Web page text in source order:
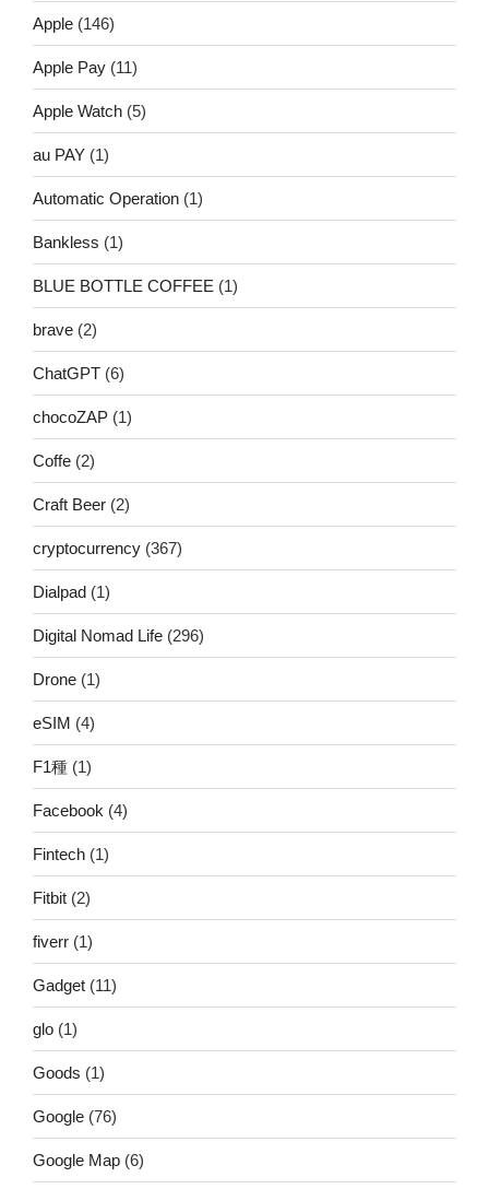
Apple (146)
Apple Pay (11)
Apple Watch (5)
au PAY (1)
Automatic Operation (1)
Bankless (1)
BLUE BOTTLE COFFEE (1)
brave (2)
ChatGPT (6)
chocoZAP (1)
Coffe (2)
Craft Beer (2)
cryptocurrency (367)
Dialpad (1)
Digital Nomad Life (296)
Drone (1)
eSIM (4)
F1種 (1)
Facebook (4)
Fintech (1)
Fitbit (2)
fiverr (1)
Gadget (11)
glo (1)
Goods (1)
Google (76)
Google Map (6)